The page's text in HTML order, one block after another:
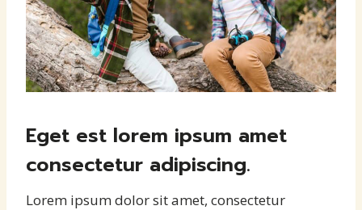
Eget est lorem ipsum amet
consectetur adipiscing.
Lorem ipsum dolor sit amet, consectetur